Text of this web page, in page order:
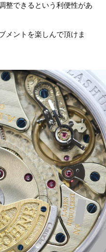
整できるという利便性があ
メントを楽しんで頂けま